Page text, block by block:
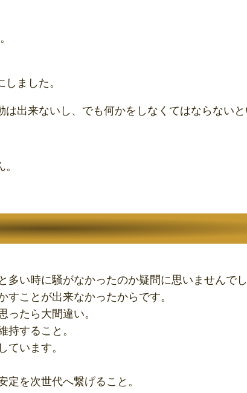
ました。
出来ないし、でも何かをしなくてはならないと
い時に騒がなかったのか疑問に思いませんで
ことが出来なかったからです。
たら大間違い。
すること。
います。
を次世代へ繋げること。